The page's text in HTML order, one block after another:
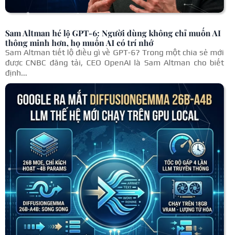
Sam Altman hé lộ GPT-6: Người dùng không chỉ muốn AI
thông minh hơn, họ muốn AI có trí nhớ
Sam Altman tiết lộ điều gì về GPT-6? Trong một chia sẻ mới
được CNBC đăng tải, CEO OpenAI là Sam Altman cho biết
định...